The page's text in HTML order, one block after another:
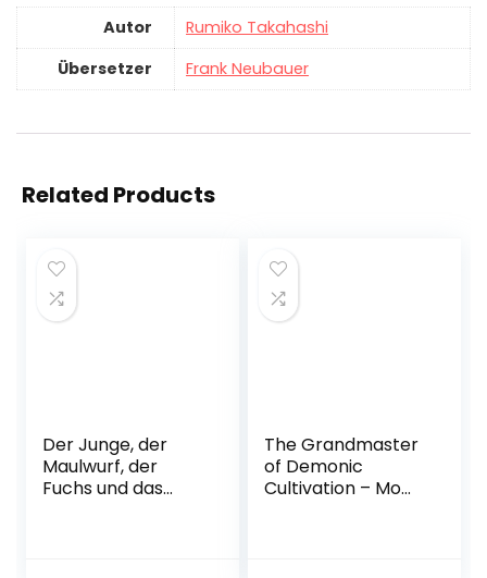
Autor
Rumiko Takahashi
Übersetzer
Frank Neubauer
Related Products
Der Junge, der
Maulwurf, der
Fuchs und das
The Grandmaster
of Demonic
Cultivation – Mo